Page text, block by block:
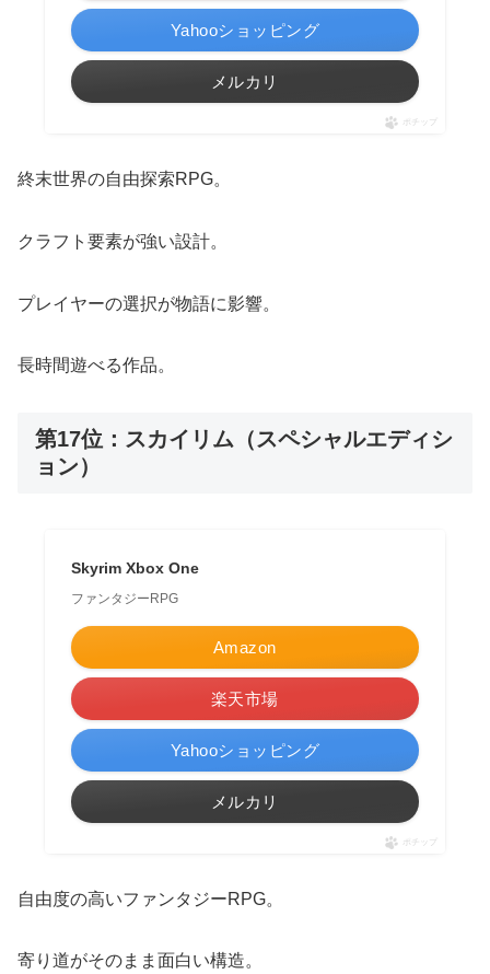
Yahooショッピング
メルカリ
ポチップ
終末世界の自由探索RPG。
クラフト要素が強い設計。
プレイヤーの選択が物語に影響。
長時間遊べる作品。
第17位：スカイリム（スペシャルエディシ
ョン）
Skyrim Xbox One
ファンタジーRPG
Amazon
楽天市場
Yahooショッピング
メルカリ
ポチップ
自由度の高いファンタジーRPG。
寄り道がそのまま面白い構造。